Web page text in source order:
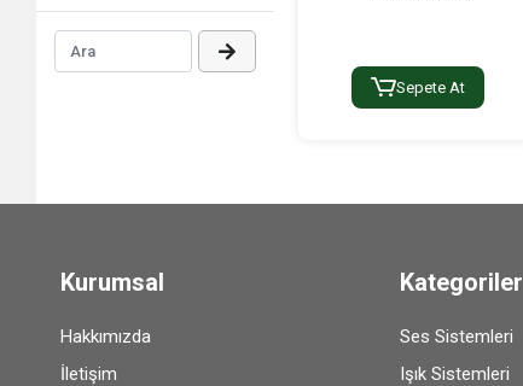
Sepete At
Kurumsal
Hakkımızda
İletişim
Kategoriler
Ses Sistemleri
Işık Sistemleri